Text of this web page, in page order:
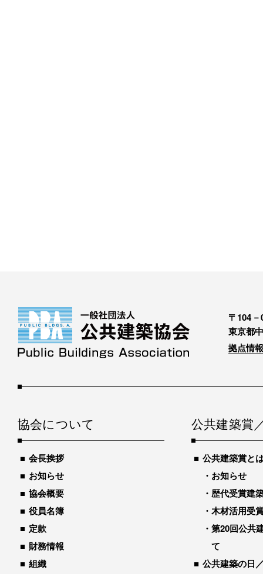
〒104－
東京都
拠点情
協会について
会長挨拶
お知らせ
協会概要
役員名簿
定款
財務情報
組織
公共建築賞
公共建築賞と
お知らせ
歴代受賞建
木材活用受
第20回公共
て
公共建築の日